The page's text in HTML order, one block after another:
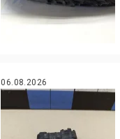
06.08.2026